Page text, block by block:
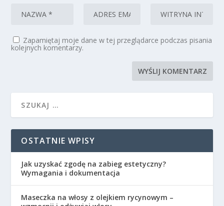
Zapamiętaj moje dane w tej przeglądarce podczas pisania
kolejnych komentarzy.
OSTATNIE WPISY
Jak uzyskać zgodę na zabieg estetyczny?
Wymagania i dokumentacja
Maseczka na włosy z olejkiem rycynowym –